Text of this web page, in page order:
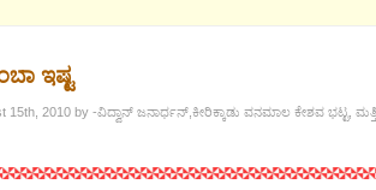
ಇಷ್ಟ
15th, 2010 by -ವಿದ್ವಾನ್ ಜನಾರ್ಧನ್,ಕೀರಿಕ್ಕಾಡು ವನಮಾಲ ಕೇಶವ ಭಟ್ಟ,